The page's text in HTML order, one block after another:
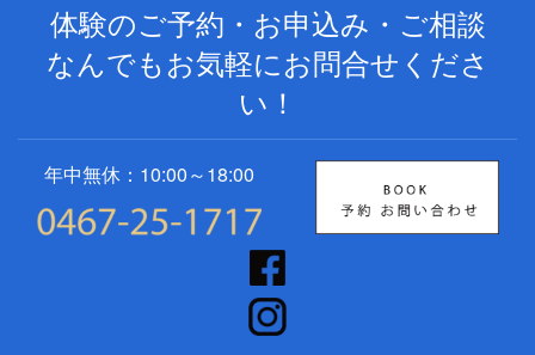
体験のご予約・お申込み・ご相談
なんでもお気軽にお問合せくださ
い！
年中無休：10:00～18:00